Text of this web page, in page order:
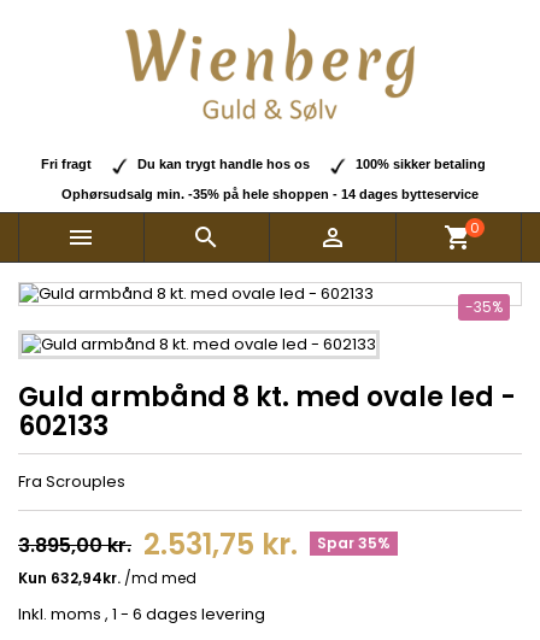
Fri fragt Du kan trygt handle hos os 100% sikker betaling
Ophørsudsalg min. -35% på hele shoppen - 14 dages bytteservice
   shopping_cart0
-35%
Guld armbånd 8 kt. med ovale led -
602133
Fra Scrouples
3.895,00 kr. 2.531,75 kr. Spar 35%
Inkl. moms , 1 - 6 dages levering